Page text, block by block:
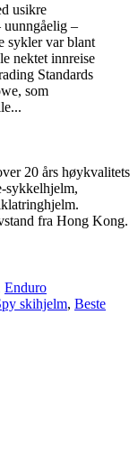
usikre
–
sykler var blant
nektet innreise
Standards
som
20 års høykvalitets
sykkelhjelm,
fra Hong Kong.
Enduro
skihjelm, Beste